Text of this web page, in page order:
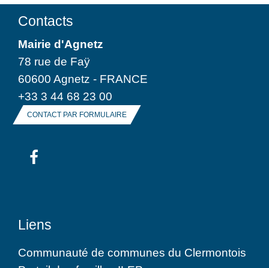
Contacts
Mairie d'Agnetz
78 rue de Faÿ
60600 Agnetz - FRANCE
+33 3 44 68 23 00
CONTACT PAR FORMULAIRE
Liens
Communauté de communes du Clermontois